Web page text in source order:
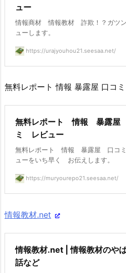
ュー
情報商材 情報教材 詐欺！？ガツ
ューします。
https://urajyouhou21.seesaa.net/
無料レポート 情報 暴露屋 口コ
無料レポート 情報 暴露屋
ミ レビュー
無料レポート 情報 暴露屋 口コ
ューをいち早く お伝えします。
https://muryourepo21.seesaa.net/
情報教材.net
情報教材.net | 情報教材のや
話など